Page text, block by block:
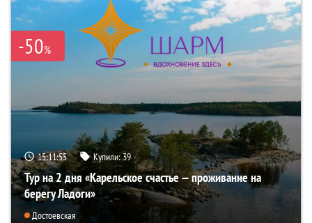
-50%
15:11:54 Купили:39
Тур на 2 дня «Карельское счастье — проживание на
берегу Ладоги»
Достоевская